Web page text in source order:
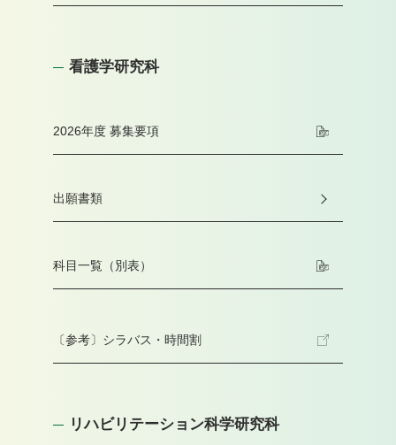
看護学研究科
2026年度 募集要項
出願書類
科目一覧（別表）
〔参考〕シラバス・時間割
リハビリテーション科学研究科